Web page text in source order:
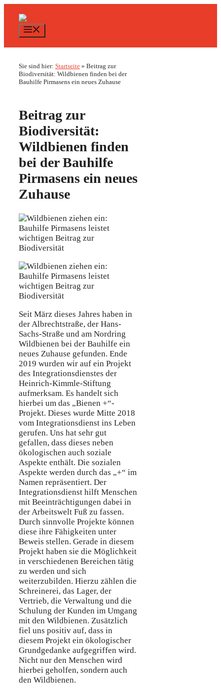
Inhalt
springen
Sie sind hier: Startseite » Beitrag zur
Biodiversität: Wildbienen finden bei der
Bauhilfe Pirmasens ein neues Zuhause
Beitrag zur
Biodiversität:
Wildbienen finden
bei der Bauhilfe
Pirmasens ein neues
Zuhause
Seit März dieses Jahres haben in
der Albrechtstraße, der Hans-
Sachs-Straße und am Nordring
Wildbienen bei der Bauhilfe ein
neues Zuhause gefunden. Ende
2019 wurden wir auf ein Projekt
des Integrationsdienstes der
Heinrich-Kimmle-Stiftung
aufmerksam. Es handelt sich
hierbei um das „Bienen +“-
Projekt. Dieses wurde Mitte 2018
vom Integrationsdienst ins Leben
gerufen. Uns hat sehr gut
gefallen, dass dieses neben
ökologischen auch soziale
Aspekte enthält. Die sozialen
Aspekte werden durch das „+“ im
Namen repräsentiert. Der
Integrationsdienst hilft Menschen
mit Beeinträchtigungen dabei in
der Arbeitswelt Fuß zu fassen.
Durch sinnvolle Projekte können
diese ihre Fähigkeiten unter
Beweis stellen. Gerade in diesem
Projekt haben sie die Möglichkeit
in verschiedenen Bereichen tätig
zu werden und sich
weiterzubilden. Hierzu zählen die
Schreinerei, das Lager, der
Vertrieb, die Verwaltung und die
Schulung der Kunden im Umgang
mit den Wildbienen. Zusätzlich
fiel uns positiv auf, dass in
diesem Projekt ein ökologischer
Grundgedanke aufgegriffen wird.
Nicht nur den Menschen wird
hierbei geholfen, sondern auch
den Wildbienen.